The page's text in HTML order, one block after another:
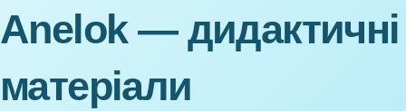
Anelok — дидактичні
матеріали